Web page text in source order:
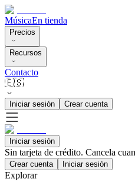
MúsicaEn tienda
Precios
Recursos
Contacto
🇪🇸
Iniciar sesión Crear cuenta
Iniciar sesión
Sin tarjeta de crédito. Cancela
Crear cuenta Iniciar sesión
Explorar